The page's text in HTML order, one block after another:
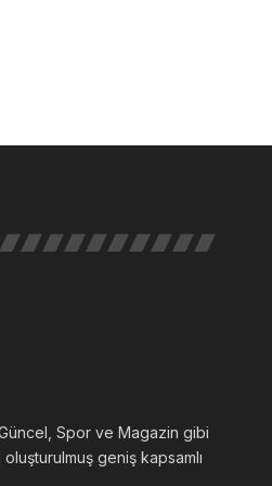
Spor ve Magazin gibi
geniş kapsamlı